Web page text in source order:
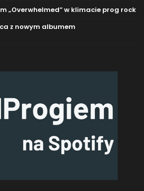
„Overwhelmed” w klimacie prog rock
z nowym albumem